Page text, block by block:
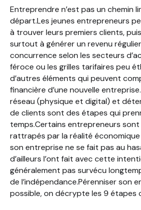
Entreprendre n’est pas un chemin
départ.Les jeunes entrepreneurs
à trouver leurs premiers clients,
surtout à générer un revenu
concurrence selon les secteurs
féroce ou les grilles tarifaires peu
d’autres éléments qui peuvent
financière d’une nouvelle
réseau (physique et digital) et
de clients sont des étapes qui
temps.Certains entrepreneurs
rattrapés par la réalité
son entreprise ne se fait pas au
d’ailleurs l’ont fait avec cette
généralement pas survécu
de l’indépendance.Pérenniser son
possible, on décrypte les 9 étapes